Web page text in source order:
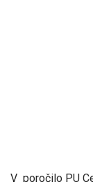
V poročilo PU